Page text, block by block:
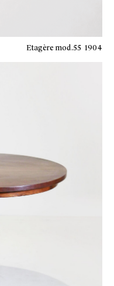
Etagère mod.55 1904